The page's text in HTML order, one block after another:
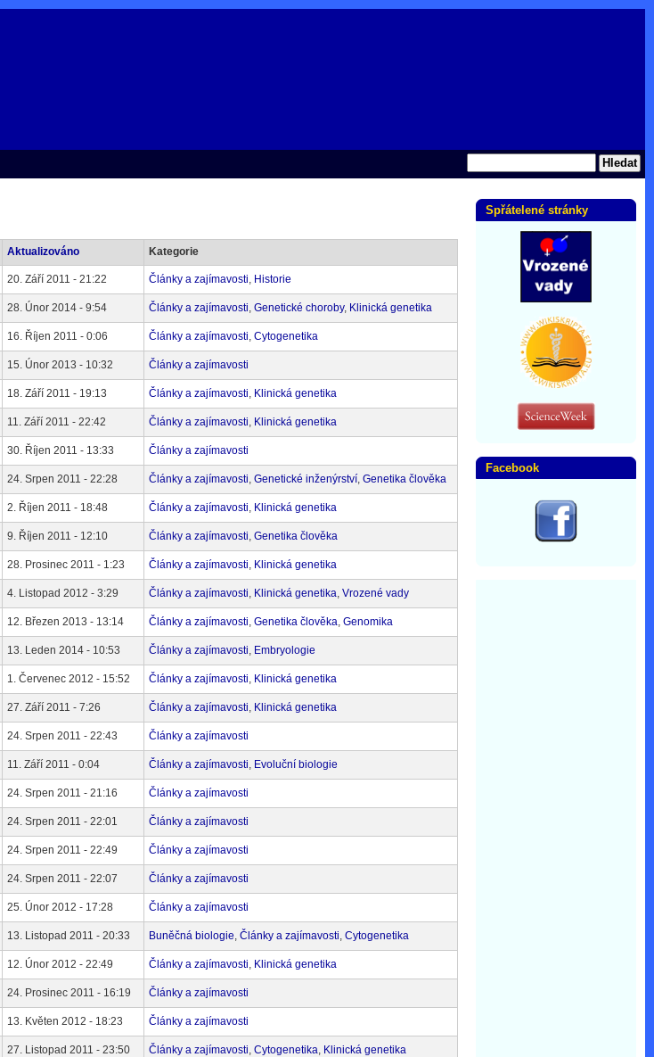
Aktualizováno Kategorie
20. Září 2011 - 21:22 Články a zajímavosti, Historie
28. Únor 2014 - 9:54 Články a zajímavosti, Genetické choroby, Klinická genetika
16. Říjen 2011 - 0:06 Články a zajímavosti, Cytogenetika
15. Únor 2013 - 10:32 Články a zajímavosti
18. Září 2011 - 19:13 Články a zajímavosti, Klinická genetika
11. Září 2011 - 22:42 Články a zajímavosti, Klinická genetika
30. Říjen 2011 - 13:33 Články a zajímavosti
24. Srpen 2011 - 22:28 Články a zajímavosti, Genetické inženýrství, Genetika člověka
2. Říjen 2011 - 18:48 Články a zajímavosti, Klinická genetika
9. Říjen 2011 - 12:10 Články a zajímavosti, Genetika člověka
28. Prosinec 2011 - 1:23 Články a zajímavosti, Klinická genetika
4. Listopad 2012 - 3:29 Články a zajímavosti, Klinická genetika, Vrozené vady
12. Březen 2013 - 13:14 Články a zajímavosti, Genetika člověka, Genomika
13. Leden 2014 - 10:53 Články a zajímavosti, Embryologie
1. Červenec 2012 - 15:52 Články a zajímavosti, Klinická genetika
27. Září 2011 - 7:26 Články a zajímavosti, Klinická genetika
24. Srpen 2011 - 22:43 Články a zajímavosti
11. Září 2011 - 0:04 Články a zajímavosti, Evoluční biologie
24. Srpen 2011 - 21:16 Články a zajímavosti
24. Srpen 2011 - 22:01 Články a zajímavosti
24. Srpen 2011 - 22:49 Články a zajímavosti
24. Srpen 2011 - 22:07 Články a zajímavosti
25. Únor 2012 - 17:28 Články a zajímavosti
13. Listopad 2011 - 20:33 Buněčná biologie, Články a zajímavosti, Cytogenetika
12. Únor 2012 - 22:49 Články a zajímavosti, Klinická genetika
24. Prosinec 2011 - 16:19 Články a zajímavosti
13. Květen 2012 - 18:23 Články a zajímavosti
27. Listopad 2011 - 23:50 Články a zajímavosti, Cytogenetika, Klinická genetika
Spřátelené stránky
Facebook